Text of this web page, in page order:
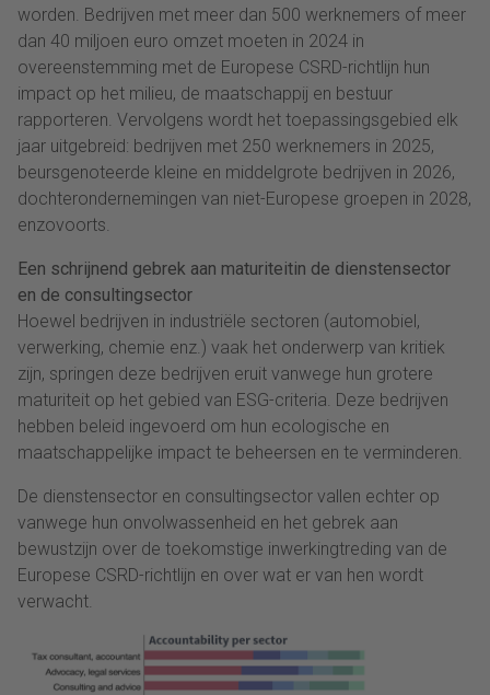
worden. Bedrijven met meer dan 500 werknemers of meer
dan 40 miljoen euro omzet moeten in 2024 in
overeenstemming met de Europese CSRD-richtlijn hun
impact op het milieu, de maatschappij en bestuur
rapporteren. Vervolgens wordt het toepassingsgebied elk
jaar uitgebreid: bedrijven met 250 werknemers in 2025,
beursgenoteerde kleine en middelgrote bedrijven in 2026,
dochterondernemingen van niet-Europese groepen in 2028,
enzovoorts.
Een schrijnend gebrek aan maturiteitin de dienstensector
en de consultingsector
Hoewel bedrijven in industriële sectoren (automobiel,
verwerking, chemie enz.) vaak het onderwerp van kritiek
zijn, springen deze bedrijven eruit vanwege hun grotere
maturiteit op het gebied van ESG-criteria. Deze bedrijven
hebben beleid ingevoerd om hun ecologische en
maatschappelijke impact te beheersen en te verminderen.
De dienstensector en consultingsector vallen echter op
vanwege hun onvolwassenheid en het gebrek aan
bewustzijn over de toekomstige inwerkingtreding van de
Europese CSRD-richtlijn en over wat er van hen wordt
verwacht.